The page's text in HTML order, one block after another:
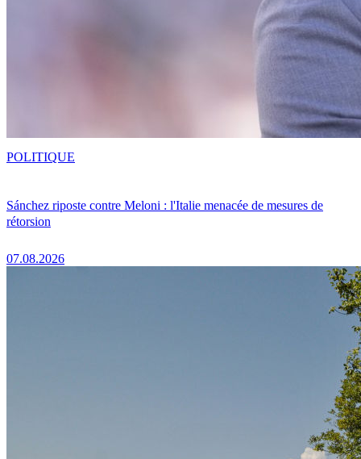
Sánchez riposte contre Meloni : l'Italie menacée de mesures de
rétorsion
07.08.2026
POLITIQUE